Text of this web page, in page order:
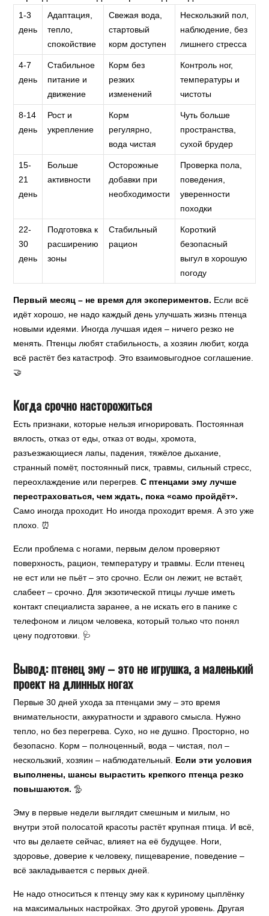
1-3
день
Адаптация,
тепло,
спокойствие
Свежая вода,
стартовый
корм доступен
Нескользкий пол,
наблюдение, без
лишнего стресса
4-7
день
Стабильное
питание и
движение
Корм без
резких
изменений
Контроль ног,
температуры и
чистоты
8-14
день
Рост и
укрепление
Корм
регулярно,
вода чистая
Чуть больше
пространства,
сухой брудер
15-
21
день
Больше
активности
Осторожные
добавки при
необходимости
Проверка пола,
поведения,
уверенности
походки
22-
30
день
Подготовка к
расширению
зоны
Стабильный
рацион
Короткий
безопасный
выгул в хорошую
погоду
Первый месяц – не время для экспериментов. Если всё
идёт хорошо, не надо каждый день улучшать жизнь птенца
новыми идеями. Иногда лучшая идея – ничего резко не
менять. Птенцы любят стабильность, а хозяин любит, когда
всё растёт без катастроф. Это взаимовыгодное соглашение.
🤝
Когда срочно насторожиться
Есть признаки, которые нельзя игнорировать. Постоянная
вялость, отказ от еды, отказ от воды, хромота,
разъезжающиеся лапы, падения, тяжёлое дыхание,
странный помёт, постоянный писк, травмы, сильный стресс,
переохлаждение или перегрев.С птенцами эму лучше
перестраховаться, чем ждать, пока «само пройдёт».
Само иногда проходит. Но иногда проходит время. А это уже
плохо. ⏰
Если проблема с ногами, первым делом проверяют
поверхность, рацион, температуру и травмы. Если птенец
не ест или не пьёт – это срочно. Если он лежит, не встаёт,
слабеет – срочно. Для экзотической птицы лучше иметь
контакт специалиста заранее, а не искать его в панике с
телефоном и лицом человека, который только что понял
цену подготовки. 🩺
Вывод: птенец эму – это не игрушка, а маленький
проект на длинных ногах
Первые 30 дней ухода за птенцами эму – это время
внимательности, аккуратности и здравого смысла. Нужно
тепло, но без перегрева. Сухо, но не душно. Просторно, но
безопасно. Корм – полноценный, вода – чистая, пол –
нескользкий, хозяин – наблюдательный. Если эти условия
выполнены, шансы вырастить крепкого птенца резко
повышаются. 🦤
Эму в первые недели выглядит смешным и милым, но
внутри этой полосатой красоты растёт крупная птица. И всё,
что вы делаете сейчас, влияет на её будущее. Ноги,
здоровье, доверие к человеку, пищеварение, поведение –
всё закладывается с первых дней.
Не надо относиться к птенцу эму как к куриному цыплёнку
на максимальных настройках. Это другой уровень. Другая